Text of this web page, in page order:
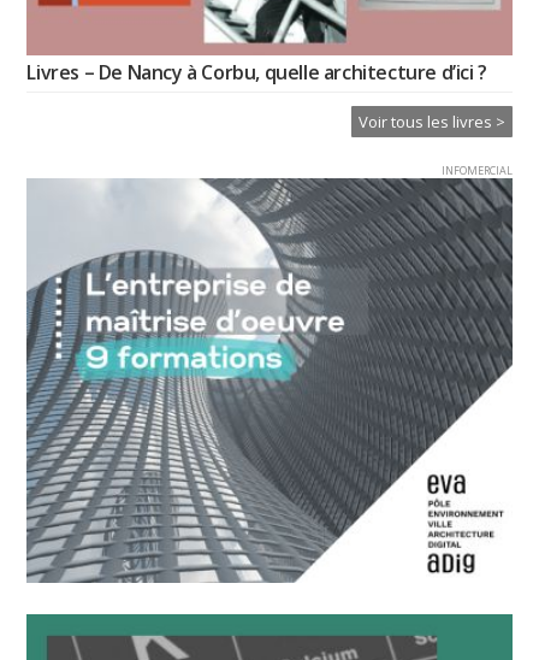
Livres – De Nancy à Corbu, quelle architecture d’ici ?
Voir tous les livres >
INFOMERCIAL